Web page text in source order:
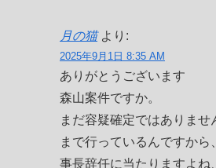
月の猫 より:
2025年9月1日 8:35 AM
ありがとうございます
森山案件ですか。
まだ容疑確定ではありま
まで行っているんですか
事長辞任に当たりますよね